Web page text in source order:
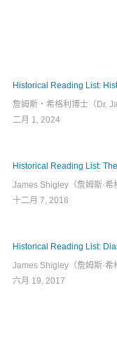
Historical Reading List:
詹姆斯‧希格利博士（Dr.
二月 1, 2024
Historical Reading List:
James Shigley（詹姆斯·希
十二月 7, 2018
Historical Reading List:
James Shigley（詹姆斯·希
六月 19, 2017